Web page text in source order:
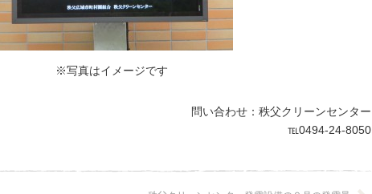
メージです
問い合わせ：秩父クリーンセンター
℡0494-24-8050